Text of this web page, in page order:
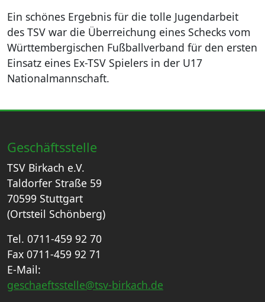
Ein schönes Ergebnis für die tolle Jugendarbeit
des TSV war die Überreichung eines Schecks vom
Württembergischen Fußballverband für den ersten
Einsatz eines Ex-TSV Spielers in der U17
Nationalmannschaft.
Geschäftsstelle
TSV Birkach e.V.
Taldorfer Straße 59
70599 Stuttgart
(Ortsteil Schönberg)
Tel. 0711-459 92 70
Fax 0711-459 92 71
E-Mail:
geschaeftsstelle@tsv-birkach.de